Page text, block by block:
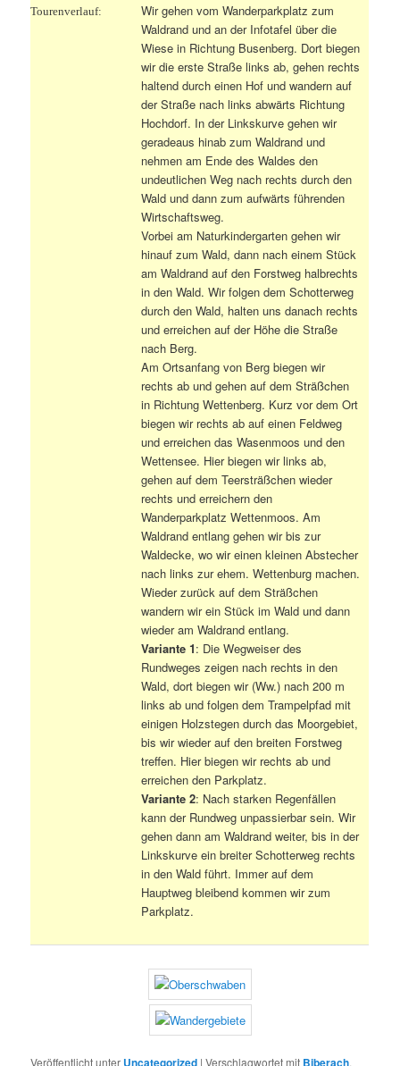
Tourenverlauf:
Wir gehen vom Wanderparkplatz zum
Waldrand und an der Infotafel über die
Wiese in Richtung Busenberg. Dort biegen
wir die erste Straße links ab, gehen rechts
haltend durch einen Hof und wandern auf
der Straße nach links abwärts Richtung
Hochdorf. In der Linkskurve gehen wir
geradeaus hinab zum Waldrand und
nehmen am Ende des Waldes den
undeutlichen Weg nach rechts durch den
Wald und dann zum aufwärts führenden
Wirtschaftsweg.
Vorbei am Naturkindergarten gehen wir
hinauf zum Wald, dann nach einem Stück
am Waldrand auf den Forstweg halbrechts
in den Wald. Wir folgen dem Schotterweg
durch den Wald, halten uns danach rechts
und erreichen auf der Höhe die Straße
nach Berg.
Am Ortsanfang von Berg biegen wir
rechts ab und gehen auf dem Sträßchen
in Richtung Wettenberg. Kurz vor dem Ort
biegen wir rechts ab auf einen Feldweg
und erreichen das Wasenmoos und den
Wettensee. Hier biegen wir links ab,
gehen auf dem Teersträßchen wieder
rechts und erreichern den
Wanderparkplatz Wettenmoos. Am
Waldrand entlang gehen wir bis zur
Waldecke, wo wir einen kleinen Abstecher
nach links zur ehem. Wettenburg machen.
Wieder zurück auf dem Sträßchen
wandern wir ein Stück im Wald und dann
wieder am Waldrand entlang.
Variante 1: Die Wegweiser des
Rundweges zeigen nach rechts in den
Wald, dort biegen wir (Ww.) nach 200 m
links ab und folgen dem Trampelpfad mit
einigen Holzstegen durch das Moorgebiet,
bis wir wieder auf den breiten Forstweg
treffen. Hier biegen wir rechts ab und
erreichen den Parkplatz.
Variante 2: Nach starken Regenfällen
kann der Rundweg unpassierbar sein. Wir
gehen dann am Waldrand weiter, bis in der
Linkskurve ein breiter Schotterweg rechts
in den Wald führt. Immer auf dem
Hauptweg bleibend kommen wir zum
Parkplatz.
Veröffentlicht unter Uncategorized |Verschlagwortet mit Biberach,